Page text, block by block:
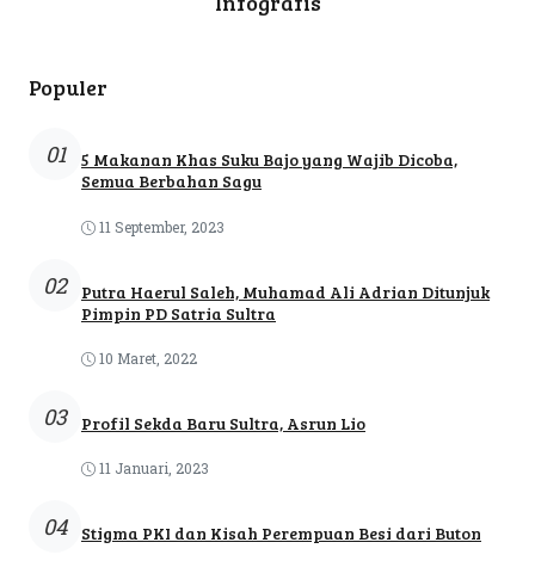
Populer
01
5 Makanan Khas Suku Bajo yang Wajib Dicoba,
Semua Berbahan Sagu
11 September, 2023
02
Putra Haerul Saleh, Muhamad Ali Adrian Ditunjuk
Pimpin PD Satria Sultra
10 Maret, 2022
03 Profil Sekda Baru Sultra, Asrun Lio
11 Januari, 2023
04 Stigma PKI dan Kisah Perempuan Besi dari Buton